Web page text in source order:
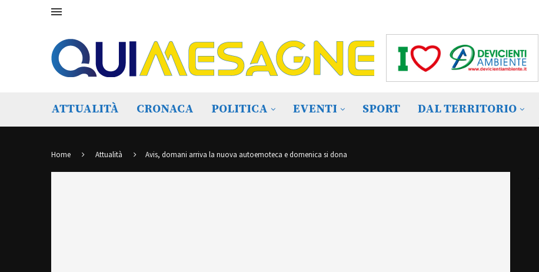
ATTUALITÀ CRONACA POLITICA EVENTI SPORT DAL TERRITORIO
Home Attualità Avis, domani arriva la nuova autoemoteca e domenica si dona